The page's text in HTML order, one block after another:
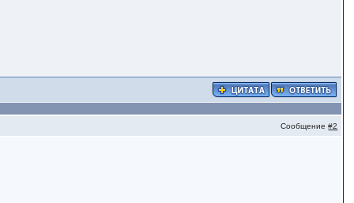
Сообщение#2